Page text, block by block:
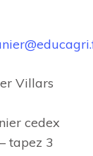
Villars
cedex
tapez 3